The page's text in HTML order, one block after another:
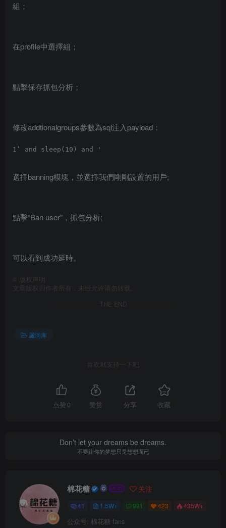
組；
在profile中選擇組；
點擊保存抓包分析；
修改addtionalgroups參數為sql注入payload：
選擇banning模塊，並選擇我們剛剛設置的用戶;
點擊“Ban user”，抓包分析;
可以看到成功延時。
版权声明
文章版权归作者所有，未经允许请勿转载。
THE END
漏洞库
喜欢就支持一下吧
点赞 0 赞赏 分享 收藏
Don’t let your dreams be dreams.
不要让你的梦想只是想想而已
棉花糖 关注
41 1.5W+ 991 423 435W+
公众号: 棉花糖 fans